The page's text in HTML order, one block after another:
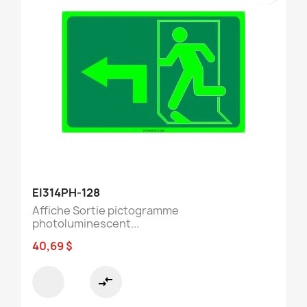
EI314PH-128
Affiche Sortie pictogramme
photoluminescent...
40,69 $
compare_arrows